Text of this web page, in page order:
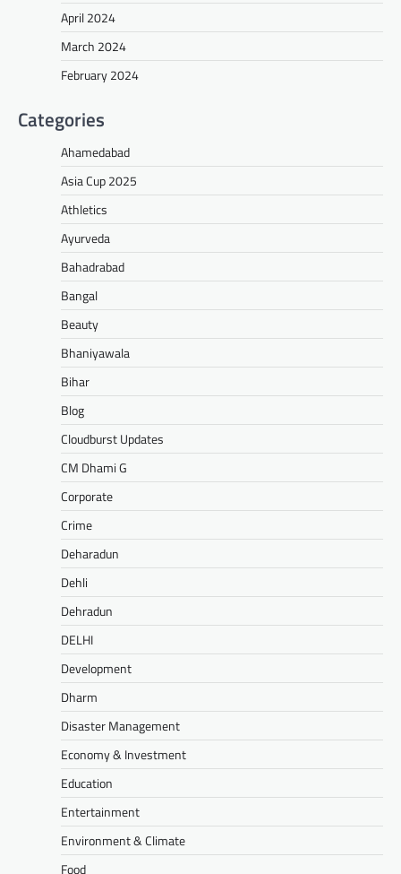
April 2024
March 2024
February 2024
Categories
Ahamedabad
Asia Cup 2025
Athletics
Ayurveda
Bahadrabad
Bangal
Beauty
Bhaniyawala
Bihar
Blog
Cloudburst Updates
CM Dhami G
Corporate
Crime
Deharadun
Dehli
Dehradun
DELHI
Development
Dharm
Disaster Management
Economy & Investment
Education
Entertainment
Environment & Climate
Food